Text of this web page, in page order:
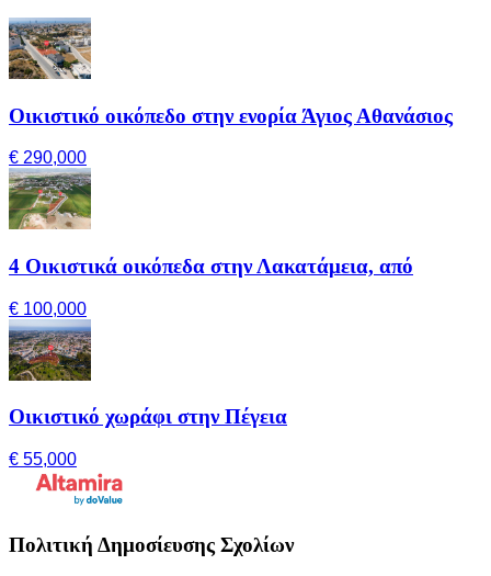
Οικιστικό οικόπεδο στην ενορία Άγιος Αθανάσιος
€ 290,000
4 Οικιστικά οικόπεδα στην Λακατάμεια, από
€ 100,000
Οικιστικό χωράφι στην Πέγεια
€ 55,000
Πολιτική Δημοσίευσης Σχολίων